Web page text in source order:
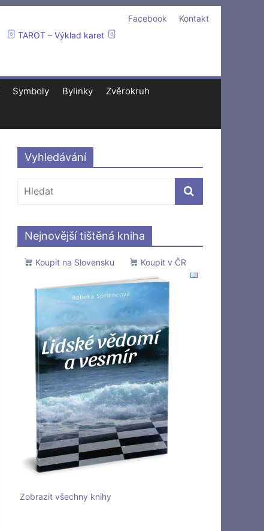
Kontakt
Facebook
TAROT – Výklad karet
Symboly Bylinky Zvěrokruh
Vyhledávání
Nejnovější tištěná kniha
Koupit na Slovensku Koupit v ČR
Zobrazit všechny knihy